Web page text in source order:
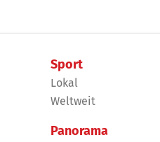
Sport
Lokal
Weltweit
Panorama